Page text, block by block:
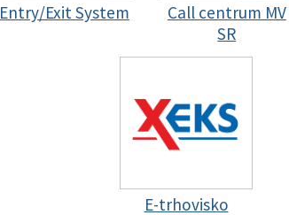
Entry/Exit System
Call centrum MV
SR
E-trhovisko